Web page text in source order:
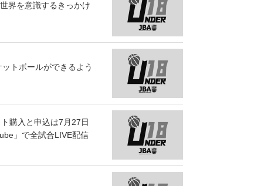
界を意識するきっかけ
トボールができるよう
購入と申込は7月27日
」で全試合LIVE配信